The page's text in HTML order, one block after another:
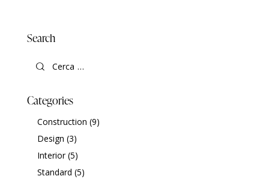
Search
Categories
Construction (9)
Design (3)
Interior(5)
Standard (5)